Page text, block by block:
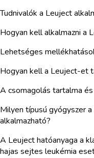
Tudnivalók a Leuject
Hogyan kell alkalmazni a
Lehetséges
Hogyan kell a Leuject-et
A csomagolás tartalma
Milyen típusú gyógyszer
alkalmazható?
A Leuject hatóanyaga a
hajas sejtes leukémia